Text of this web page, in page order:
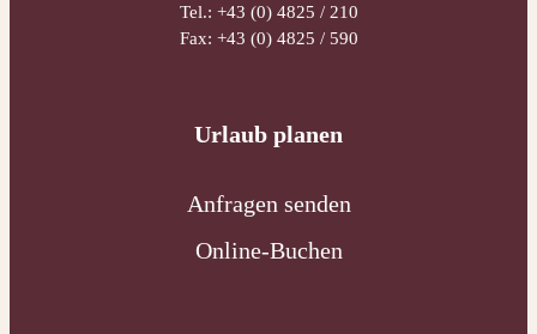
Tel.: +43 (0) 4825 / 210
Fax: +43 (0) 4825 / 590
Urlaub planen
Anfragen senden
Online-Buchen